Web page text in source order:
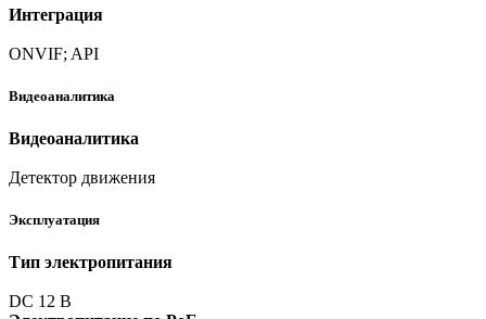
Интеграция
ONVIF; API
Видеоаналитика
Видеоаналитика
Детектор движения
Эксплуатация
Тип электропитания
DC 12 В